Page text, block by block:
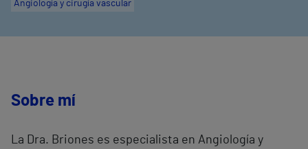
Angiología y cirugía vascular
Sobre mí
La Dra. Briones es especialista en Angiología y